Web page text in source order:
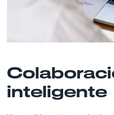
inteligente